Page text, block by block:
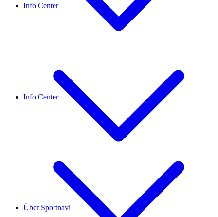
Info Center
Über Sportnavi
Info Center